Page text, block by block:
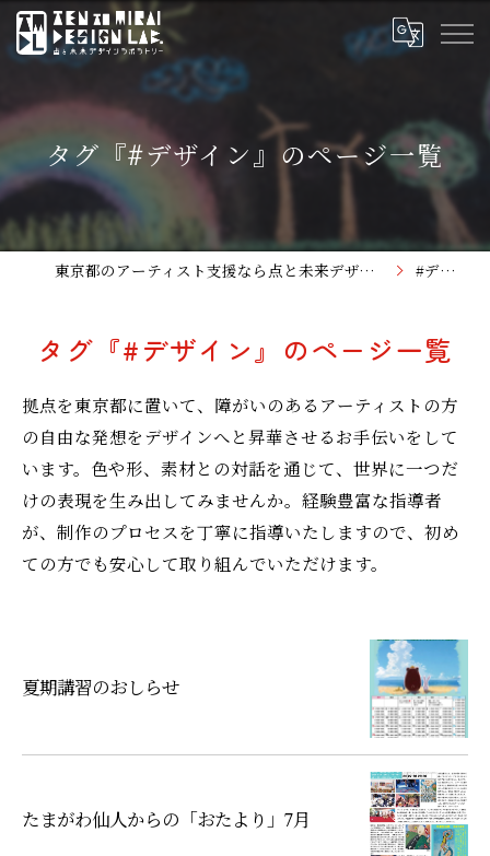
タグ『#デザイン』のページ一覧
東京都のアーティスト支援なら点と未来デザインラボラトリー #デザイン
タグ『#デザイン』のページ一覧
拠点を東京都に置いて、障がいのあるアーティストの方
の自由な発想をデザインへと昇華させるお手伝いをして
います。色や形、素材との対話を通じて、世界に一つだ
けの表現を生み出してみませんか。経験豊富な指導者
が、制作のプロセスを丁寧に指導いたしますので、初め
ての方でも安心して取り組んでいただけます。
夏期講習のおしらせ
たまがわ仙人からの「おたより」7月